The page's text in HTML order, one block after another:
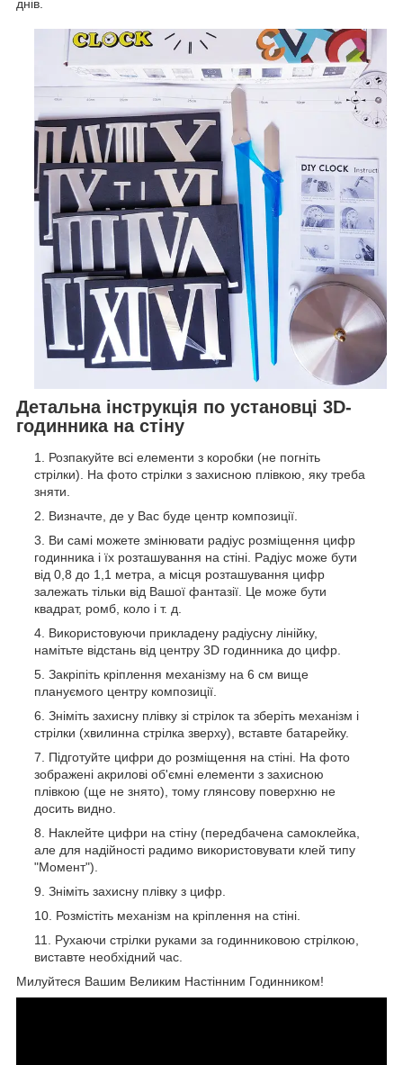
днів.
Детальна інструкція по установці 3D-
годинника на стіну
Розпакуйте всі елементи з коробки (не погніть
стрілки). На фото стрілки з захисною плівкою, яку треба
зняти.
Визначте, де у Вас буде центр композиції.
Ви самі можете змінювати радіус розміщення цифр
годинника і їх розташування на стіні. Радіус може бути
від 0,8 до 1,1 метра, а місця розташування цифр
залежать тільки від Вашої фантазії. Це може бути
квадрат, ромб, коло і т. д.
Використовуючи прикладену радіусну лінійку,
намітьте відстань від центру 3D годинника до цифр.
Закріпіть кріплення механізму на 6 см вище
плануємого центру композиції.
Зніміть захисну плівку зі стрілок та зберіть механізм і
стрілки (хвилинна стрілка зверху), вставте батарейку.
Підготуйте цифри до розміщення на стіні. На фото
зображені акрилові об'ємні елементи з захисною
плівкою (ще не знято), тому глянсову поверхню не
досить видно.
Наклейте цифри на стіну (передбачена самоклейка,
але для надійності радимо використовувати клей типу
"Момент").
Зніміть захисну плівку з цифр.
Розмістіть механізм на кріплення на стіні.
Рухаючи стрілки руками за годинниковою стрілкою,
виставте необхідний час.
Милуйтеся Вашим Великим Настінним Годинником!